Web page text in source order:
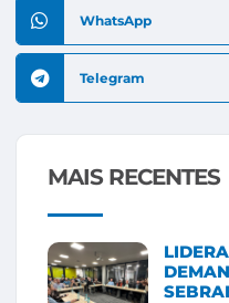
WhatsApp
Telegram
MAIS RECENTES